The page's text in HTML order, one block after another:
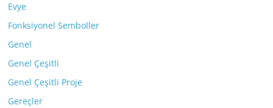
Evye
Fonksiyonel Semboller
Genel
Genel Çeşitli
Genel Çeşitli Proje
Gereçler